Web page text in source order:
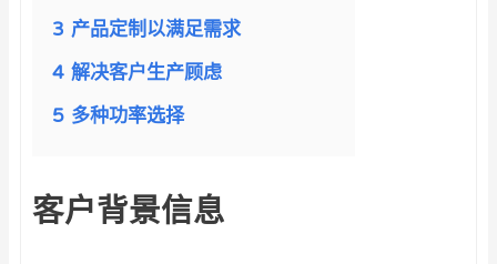
3 产品定制以满足需求
4 解决客户生产顾虑
5 多种功率选择
客户背景信息